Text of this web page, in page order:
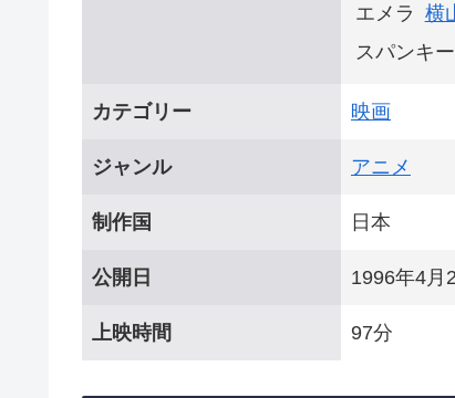
エメラ 横
スパンキー
カテゴリー 映画
ジャンル アニメ
制作国 日本
公開日 1996年4月
上映時間 97分